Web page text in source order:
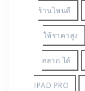
ร้านไหนดี
ให้ราคาสูง
สลาก ได้
IPAD PRO